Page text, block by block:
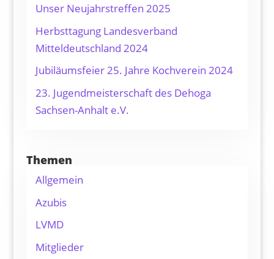
Unser Neujahrstreffen 2025
Herbsttagung Landesverband
Mitteldeutschland 2024
Jubiläumsfeier 25. Jahre Kochverein 2024
23. Jugendmeisterschaft des Dehoga
Sachsen-Anhalt e.V.
Themen
Allgemein
Azubis
LVMD
Mitglieder